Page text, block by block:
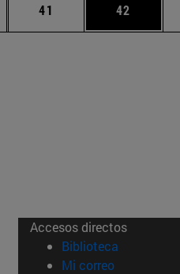
intermedias Use TAB para
Página
41 Página
42
Accesos directos
Biblioteca (abre en
Mi correo(abre en